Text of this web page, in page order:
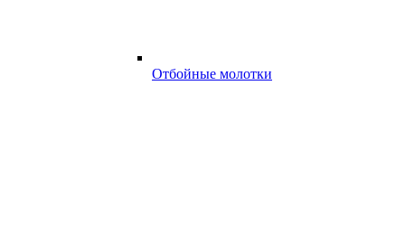
Отбойные молотки